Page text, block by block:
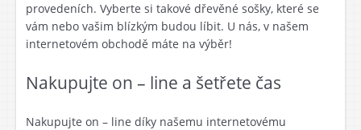
provedeních. Vyberte si takové dřevěné sošky, které se
vám nebo vašim blízkým budou líbit. U nás, v našem
internetovém obchodě máte na výběr!
Nakupujte on – line a šetřete čas
Nakupujte on – line díky našemu internetovému